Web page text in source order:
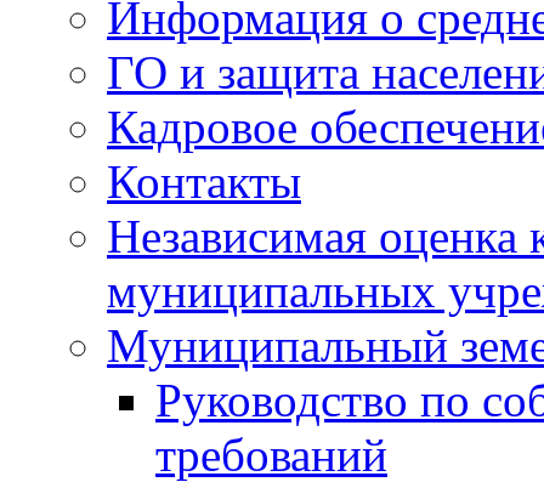
Информация о
ГО и защита
Кадровое
Контакты
Независимая оценка
муниципальных
Муниципальный
Руководство по
требований